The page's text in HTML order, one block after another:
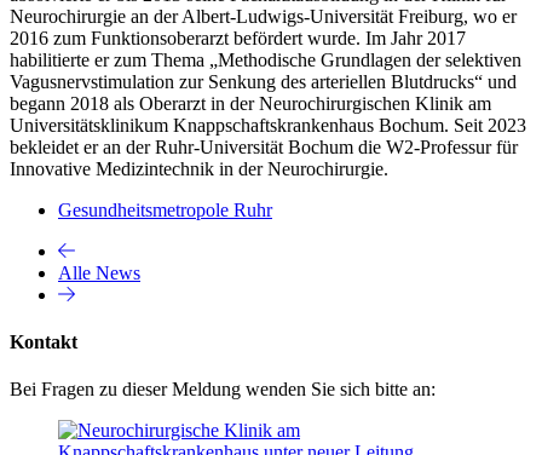
Neurochirurgie an der Albert-Ludwigs-Universität Freiburg, wo er
2016 zum Funktionsoberarzt befördert wurde. Im Jahr 2017
habilitierte er zum Thema „Methodische Grundlagen der selektiven
Vagusnervstimulation zur Senkung des arteriellen Blutdrucks“ und
begann 2018 als Oberarzt in der Neurochirurgischen Klinik am
Universitätsklinikum Knappschaftskrankenhaus Bochum. Seit 2023
bekleidet er an der Ruhr-Universität Bochum die W2-Professur für
Innovative Medizintechnik in der Neurochirurgie.
Gesundheitsmetropole Ruhr
Alle News
Kontakt
Bei Fragen zu dieser Meldung wenden Sie sich bitte an: